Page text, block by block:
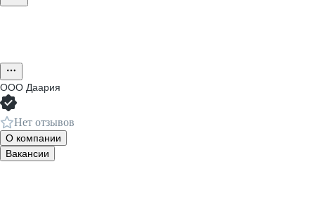
ООО Даария
Нет отзывов
О компании
Вакансии